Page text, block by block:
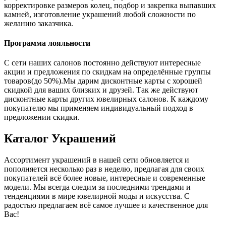
корректировке размеров колец, подбор и закрепка выпавших
камней, изготовление украшений любой сложности по
желанию заказчика.
Программа лояльности
С сети наших салонов постоянно действуют интересные
акции и предложения по скидкам на определённые группы
товаров(до 50%).Мы дарим дисконтные карты с хорошей
скидкой для ваших близких и друзей. Так же действуют
дисконтные карты других ювелирных салонов. К каждому
покупателю мы применяем индивидуальный подход в
предложении скидки.
Каталог Украшений
Ассортимент украшений в нашей сети обновляется и
пополняется несколько раз в неделю, предлагая для своих
покупателей всё более новые, интересные и современные
модели. Мы всегда следим за последними трендами и
тенденциями в мире ювелирной моды и искусства. С
радостью предлагаем всё самое лучшее и качественное для
Вас!